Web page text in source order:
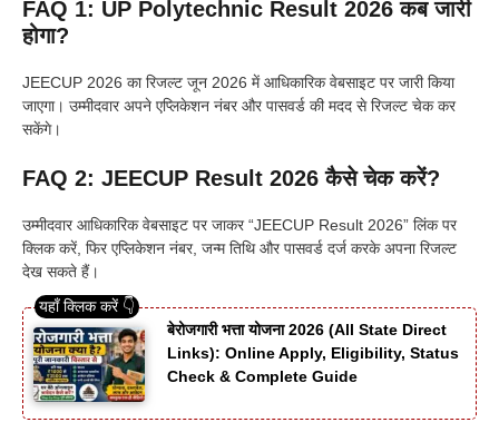
FAQ 1: UP Polytechnic Result 2026 कब जारी
होगा?
JEECUP 2026 का रिजल्ट जून 2026 में आधिकारिक वेबसाइट पर जारी किया
जाएगा। उम्मीदवार अपने एप्लिकेशन नंबर और पासवर्ड की मदद से रिजल्ट चेक कर
सकेंगे।
FAQ 2: JEECUP Result 2026 कैसे चेक करें?
उम्मीदवार आधिकारिक वेबसाइट पर जाकर “JEECUP Result 2026” लिंक पर
क्लिक करें, फिर एप्लिकेशन नंबर, जन्म तिथि और पासवर्ड दर्ज करके अपना रिजल्ट
देख सकते हैं।
बेरोजगारी भत्ता योजना 2026 (All State Direct
Links): Online Apply, Eligibility, Status
Check & Complete Guide